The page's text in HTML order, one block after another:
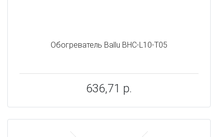
Обогреватель Ballu BHC-L10-T05
636,71 р.